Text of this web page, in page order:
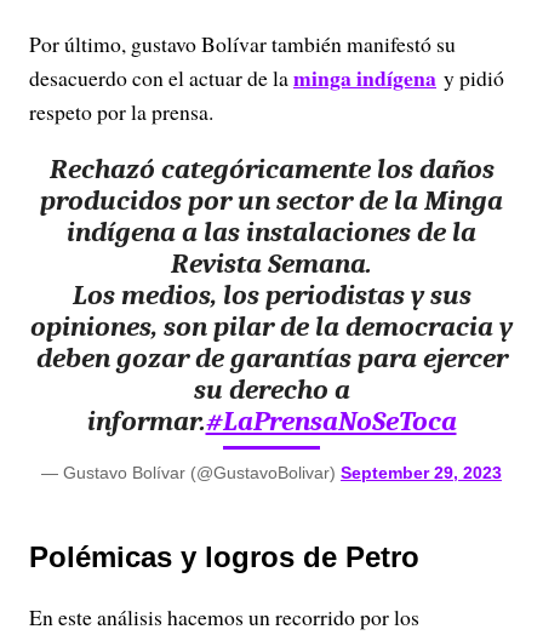
Por último, gustavo Bolívar también manifestó su
desacuerdo con el actuar de laminga indígena y pidió
respeto por la prensa.
Rechazó categóricamente los daños
producidos por un sector de la Minga
indígena a las instalaciones de la
Revista Semana.
Los medios, los periodistas y sus
opiniones, son pilar de la democracia y
deben gozar de garantías para ejercer
su derecho a
informar.#LaPrensaNoSeToca
— Gustavo Bolívar (@GustavoBolivar) September 29, 2023
Polémicas y logros de Petro
En este análisis hacemos un recorrido por los